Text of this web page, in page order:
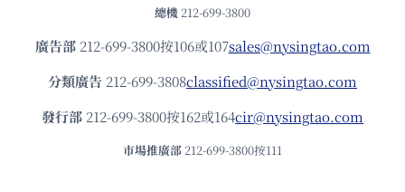
總機 212-699-3800
廣告部212-699-3800按106或107sales@nysingtao.com
分類廣告 212-699-3808classified@nysingtao.com
發⾏部 212-699-3800按162或164cir@nysingtao.com
市場推廣部 212-699-3800按111